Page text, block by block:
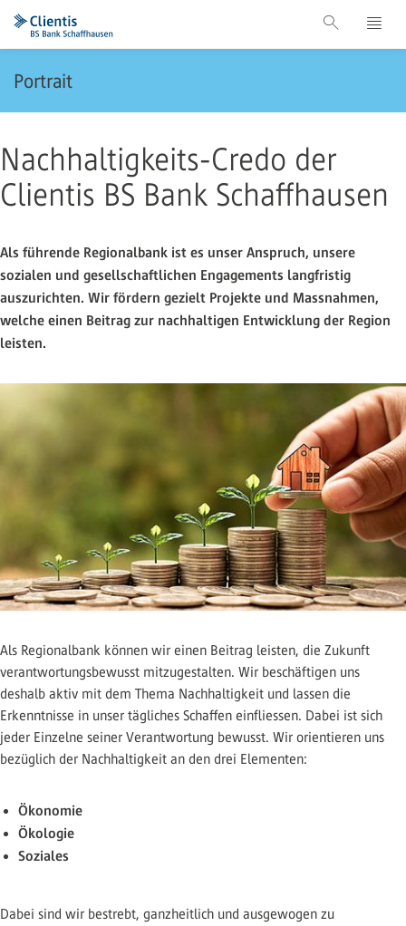
Portrait
Nachhaltigkeits-Credo der
Clientis BS Bank Schaffhausen
Als führende Regionalbank ist es unser Anspruch, unsere
sozialen und gesellschaftlichen Engagements langfristig
auszurichten. Wir fördern gezielt Projekte und Massnahmen,
welche einen Beitrag zur nachhaltigen Entwicklung der Region
leisten.
Als Regionalbank können wir einen Beitrag leisten, die Zukunft
verantwortungsbewusst mitzugestalten. Wir beschäftigen uns
deshalb aktiv mit dem Thema Nachhaltigkeit und lassen die
Erkenntnisse in unser tägliches Schaffen einfliessen. Dabei ist sich
jeder Einzelne seiner Verantwortung bewusst. Wir orientieren uns
bezüglich der Nachhaltigkeit an den drei Elementen:
Ökonomie
Ökologie
Soziales
Dabei sind wir bestrebt, ganzheitlich und ausgewogen zu